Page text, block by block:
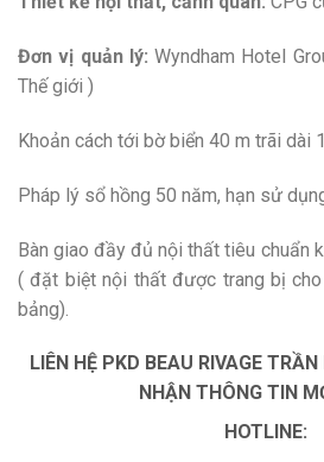
Đơn vị quản lý: Wyndham Hotel
Thế giới )
Khoản cách tới bờ biển 40 m trãi dài
Pháp lý sổ hồng 50 năm, hạn sử
Bàn giao đầy đủ nội thất tiêu chuẩn
( đặt biệt nội thất được trang bị
bảng).
LIÊN HỆ PKD BEAU RIVAGE
NHẬN THÔNG TIN
HOTLINE: